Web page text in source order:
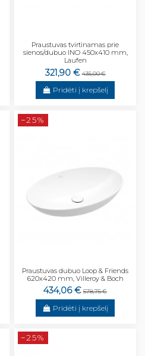
Praustuvas tvirtinamas prie
sienos/dubuo INO 450x410 mm,
Laufen
321,90 € 435,00 €
Pridėti į krepšelį
−25%
Praustuvas dubuo Loop & Friends
620x420 mm, Villeroy & Boch
434,06 € 578,75 €
Pridėti į krepšelį
−25%